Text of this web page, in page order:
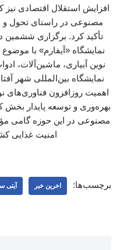
افزایش استقلال اقتصادی
مصنوعی در راستای تحول و
تأکید کرد. برگزاری ششمین
نمایشگاه «آیفارم» با موضوع
نوین آبیاری، ماشین‌آلات،
نمایشگاه بین‌المللی شهر
اهمیت روزافزون فناوری‌های
بهره‌وری و توسعه پایدار
مصنوعی در این حوزه گامی
امنیت غذایی
برچسب‌ها: اخرین خبر آیتی